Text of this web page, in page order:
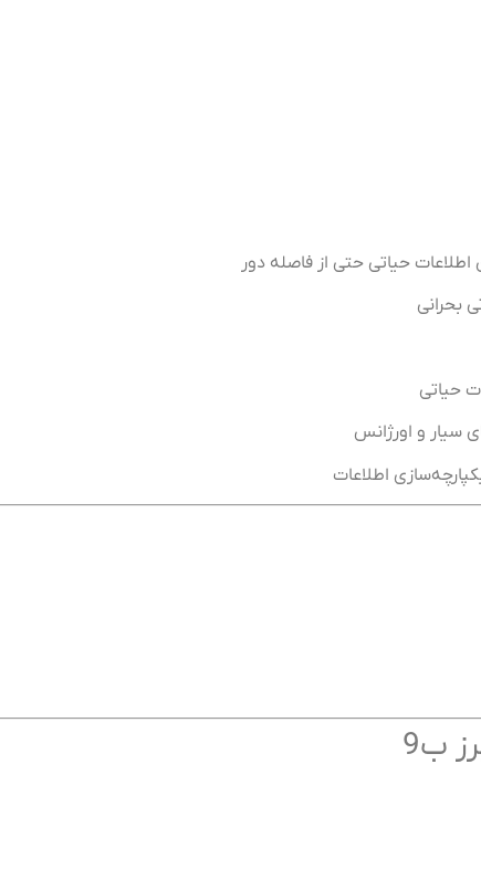
اطلاعات حیاتی حتی از فاصله دور
بحرانی
حیاتی
سیار و اورژانس
اطلاعات
ب9